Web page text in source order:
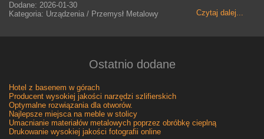
Czytaj dalej...
Dodane: 2026-01-30
Kategoria: Urządzenia / Przemysł Metalowy
Ostatnio dodane
Hotel z basenem w górach
Producent wysokiej jakości narzędzi szlifierskich
Optymalne rozwiązania dla otworów.
Najlepsze miejsca na meble w stolicy
Umacnianie materiałów metalowych poprzez obróbkę cieplną
Drukowanie wysokiej jakości fotografii online